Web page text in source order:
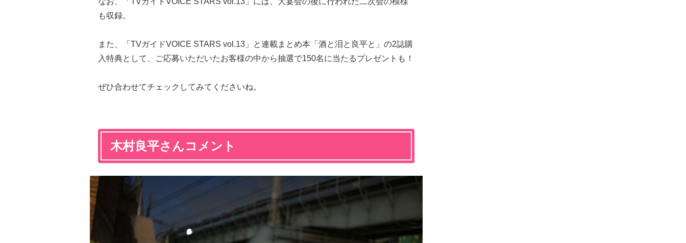
も収録。
また、「TVガイドVOICE STARS vol.13」と連載まとめ本「酒と泪と良平と」の2誌購
入特典として、ご応募いただいたお客様の中から抽選で150名に当たるプレゼントも！
ぜひ合わせてチェックしてみてくださいね。
木村良平さんコメント